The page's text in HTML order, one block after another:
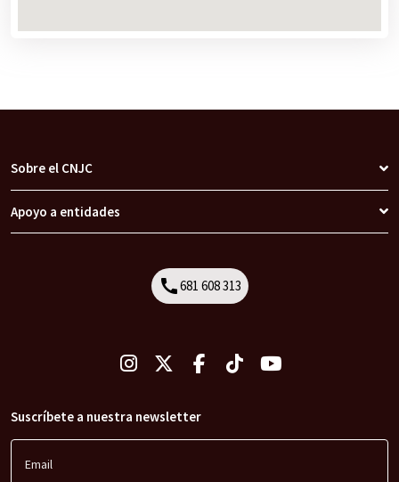
Sobre el CNJC
Apoyo a entidades
call Call
681 608 313
Suscríbete a nuestra newsletter
Email